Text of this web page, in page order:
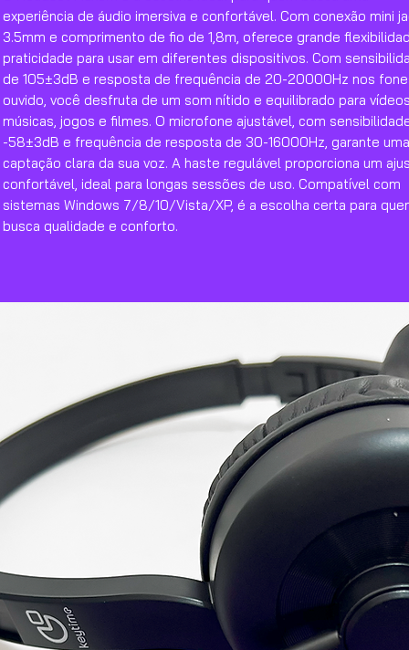
experiência de áudio imersiva e confortável. Com conexão mini
3.5mm e comprimento de fio de 1,8m, oferece grande
praticidade para usar em diferentes dispositivos. Com
de 105±3dB e resposta de frequência de 20-20000Hz nos
ouvido, você desfruta de um som nítido e equilibrado para
músicas, jogos e filmes. O microfone ajustável, com
-58±3dB e frequência de resposta de 30-16000Hz, garante uma
captação clara da sua voz. A haste regulável proporciona um
confortável, ideal para longas sessões de uso. Compatível com
sistemas Windows 7/8/10/Vista/XP, é a escolha certa para
busca qualidade e conforto.